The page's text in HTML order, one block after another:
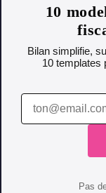
10
Bilan simplifie,
10 templates
Pas